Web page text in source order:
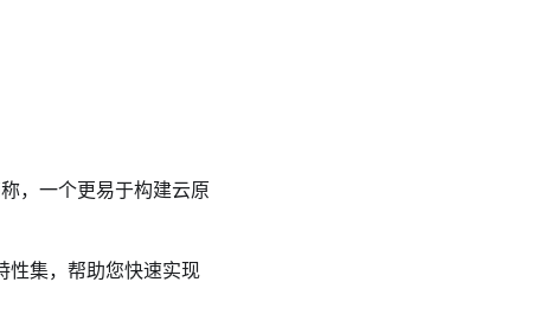
，一个更易于构建云原
性集，帮助您快速实现